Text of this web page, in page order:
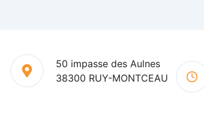
50 impasse des Aulnes
38300 RUY-MONTCEAU